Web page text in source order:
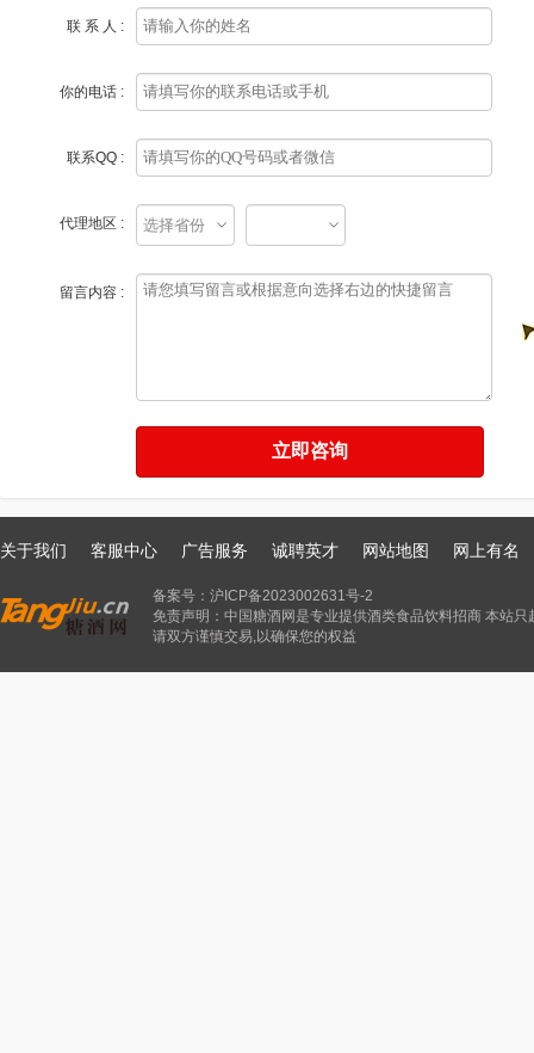
联 系 人 :
你的电话 :
联系QQ :
代理地区 :
留言内容 :
关于我们 客服中心 广告服务 诚聘英才 网站地图 网上有名
备案号： 沪ICP备2023002631号-2
免责声明：中国糖酒网是专业提供酒类食品饮料招商 本站
请双方谨慎交易,以确保您的权益